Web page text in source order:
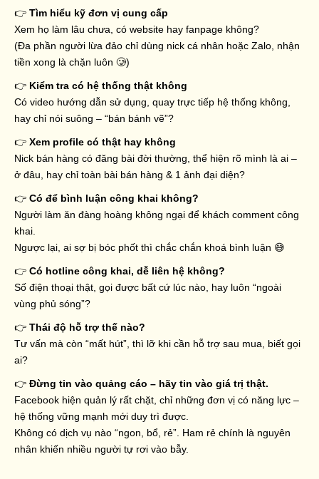
👉 Tìm hiểu kỹ đơn vị cung cấp
Xem họ làm lâu chưa, có website hay fanpage không?
(Đa phần người lừa đảo chỉ dùng nick cá nhân hoặc Zalo, nhận
tiền xong là chặn luôn 🥲)
👉 Kiểm tra có hệ thống thật không
Có video hướng dẫn sử dụng, quay trực tiếp hệ thống không,
hay chỉ nói suông – “bán bánh vẽ”?
👉 Xem profile có thật hay không
Nick bán hàng có đăng bài đời thường, thể hiện rõ mình là ai –
ở đâu, hay chỉ toàn bài bán hàng & 1 ảnh đại diện?
👉 Có để bình luận công khai không?
Người làm ăn đàng hoàng không ngại để khách comment công
khai.
Ngược lại, ai sợ bị bóc phốt thì chắc chắn khoá bình luận 😅
👉 Có hotline công khai, dễ liên hệ không?
Số điện thoại thật, gọi được bất cứ lúc nào, hay luôn “ngoài
vùng phủ sóng”?
👉 Thái độ hỗ trợ thế nào?
Tư vấn mà còn “mất hút”, thì lỡ khi cần hỗ trợ sau mua, biết gọi
ai?
👉 Đừng tin vào quảng cáo – hãy tin vào giá trị thật.
Facebook hiện quản lý rất chặt, chỉ những đơn vị có năng lực –
hệ thống vững mạnh mới duy trì được.
Không có dịch vụ nào “ngon, bổ, rẻ”. Ham rẻ chính là nguyên
nhân khiến nhiều người tự rơi vào bẫy.